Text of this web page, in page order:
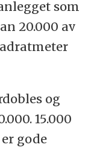
som
20.000 av
og
15.000
gode